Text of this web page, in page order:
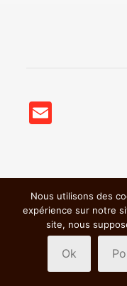
Email
© 2018 BSC VTT St
Nous utilisons des
expérience sur notre
site, nous
Ok